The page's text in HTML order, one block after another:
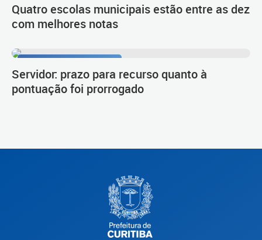
Quatro escolas municipais estão entre as dez
com melhores notas
Servidor: prazo para recurso quanto à
pontuação foi prorrogado